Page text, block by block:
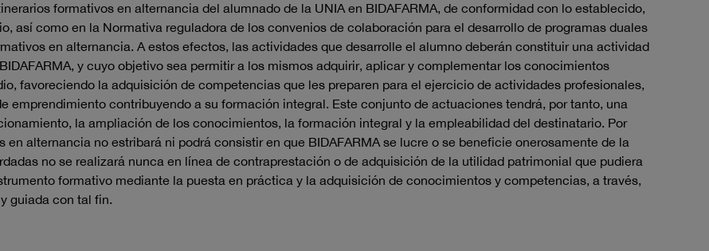
formativos en alternancia del alumnado de la UNIA en BIDAFARMA, de conformidad con lo establecido,
así como en la Normativa reguladora de los convenios de colaboración para el desarrollo de programas duales
en alternancia. A estos efectos, las actividades que desarrolle el alumno deberán constituir una actividad
y cuyo objetivo sea permitir a los mismos adquirir, aplicar y complementar los conocimientos
favoreciendo la adquisición de competencias que les preparen para el ejercicio de actividades profesionales,
emprendimiento contribuyendo a su formación integral. Este conjunto de actuaciones tendrá, por tanto, una
la ampliación de los conocimientos, la formación integral y la empleabilidad del destinatario. Por
alternancia no estribará ni podrá consistir en que BIDAFARMA se lucre o se beneficie onerosamente de la
no se realizará nunca en línea de contraprestación o de adquisición de la utilidad patrimonial que pudiera
formativo mediante la puesta en práctica y la adquisición de conocimientos y competencias, a través,
guiada con tal fin.